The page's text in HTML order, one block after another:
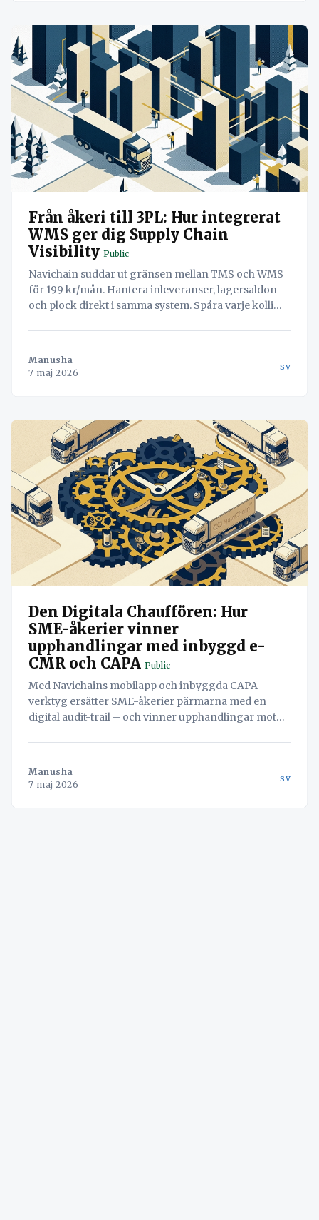
Från åkeri till 3PL: Hur integrerat
WMS ger dig Supply Chain
Visibility Public
Navichain suddar ut gränsen mellan TMS och WMS
för 199 kr/mån. Hantera inleveranser, lagersaldon
och plock direkt i samma system. Spåra varje kolli
Manusha
7 maj 2026
sv
Den Digitala Chauffören: Hur
SME-åkerier vinner
upphandlingar med inbyggd e-
CMR och CAPA Public
Med Navichains mobilapp och inbyggda CAPA-
verktyg ersätter SME-åkerier pärmarna med en
digital audit-trail – och vinner upphandlingar mot
Manusha
7 maj 2026
sv